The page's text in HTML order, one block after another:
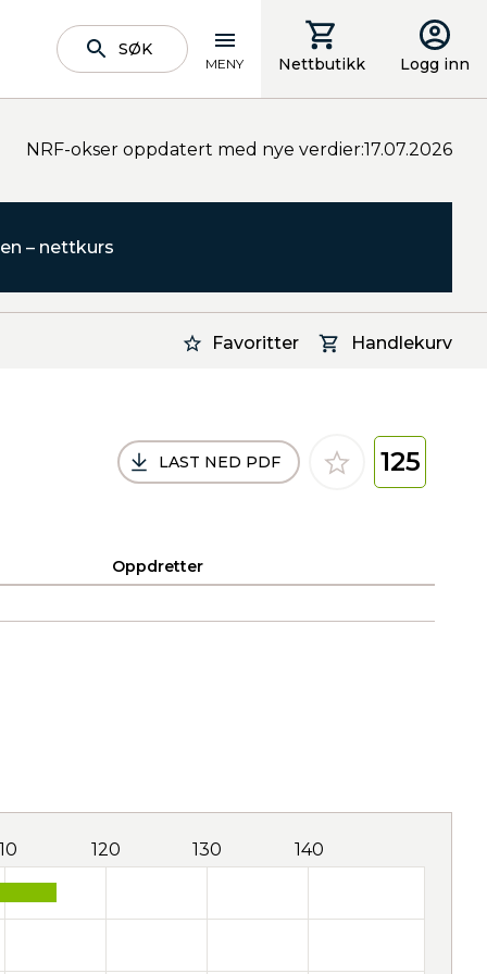
SØK
MENY Nettbutikk Logg inn
NRF-okser oppdatert med nye verdier:17.07.2026
– nettkurs
Favoritter Handlekurv
LAST NED PDF 125
Oppdretter
120 130 140